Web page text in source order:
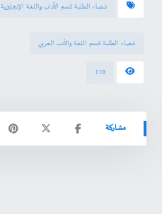
فضاء الطلبة قسم الآداب واللغة الإنجليزية
فضاء الطلبة قسم اللغة والأدب العربي
110